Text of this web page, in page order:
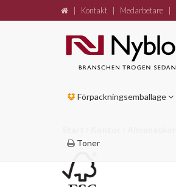
Kontakt Medarbetare
Förpackningsemballage
Toner